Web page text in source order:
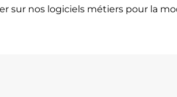
sur nos logiciels métiers pour la